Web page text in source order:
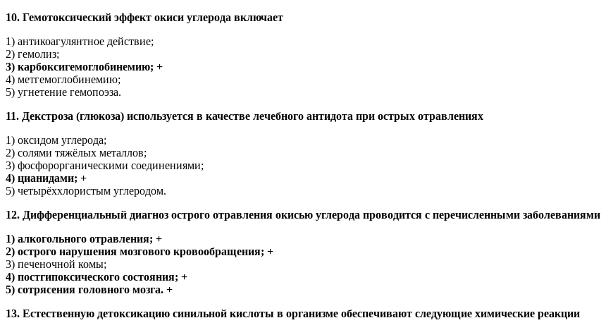
10. Гемотоксический эффект окиси углерода включает
1) антикоагулянтное действие;
2) гемолиз;
3) карбоксигемоглобинемию; +
4) метгемоглобинемию;
5) угнетение гемопоэза.
11. Декстроза (глюкоза) используется в качестве лечебного антидота при острых отравлениях
1) оксидом углерода;
2) солями тяжёлых металлов;
3) фосфорорганическими соединениями;
4) цианидами; +
5) четырёххлористым углеродом.
12. Дифференциальный диагноз острого отравления окисью углерода проводится с перечисленными заболеваниями
1) алкогольного отравления; +
2) острого нарушения мозгового кровообращения; +
3) печеночной комы;
4) постгипоксического состояния; +
5) сотрясения головного мозга. +
13. Естественную детоксикацию синильной кислоты в организме обеспечивают следующие химические реакции